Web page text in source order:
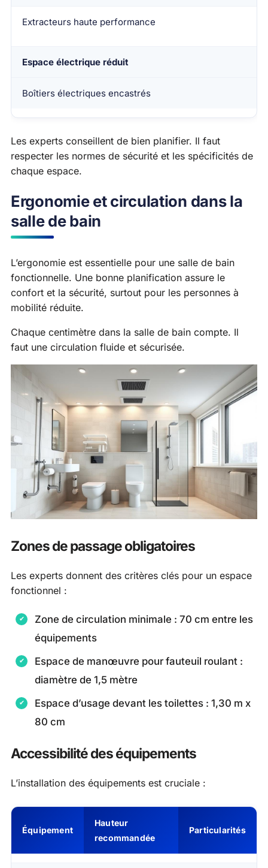
Extracteurs haute performance
Espace électrique réduit
Boîtiers électriques encastrés
Les experts conseillent de bien planifier. Il faut
respecter les normes de sécurité et les spécificités de
chaque espace.
Ergonomie et circulation dans la
salle de bain
L’ergonomie est essentielle pour une salle de bain
fonctionnelle. Une bonne planification assure le
confort et la sécurité, surtout pour les personnes à
mobilité réduite.
Chaque centimètre dans la salle de bain compte. Il
faut une circulation fluide et sécurisée.
Zones de passage obligatoires
Les experts donnent des critères clés pour un espace
fonctionnel :
Zone de circulation minimale : 70 cm entre les
équipements
Espace de manœuvre pour fauteuil roulant :
diamètre de 1,5 mètre
Espace d’usage devant les toilettes : 1,30 m x
80 cm
Accessibilité des équipements
L’installation des équipements est cruciale :
Équipement
Hauteur
recommandée
Particularités